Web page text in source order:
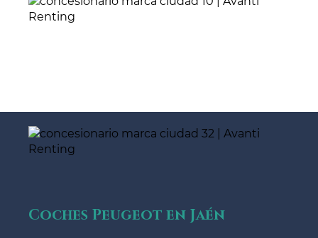
Coches Peugeot en Jaén